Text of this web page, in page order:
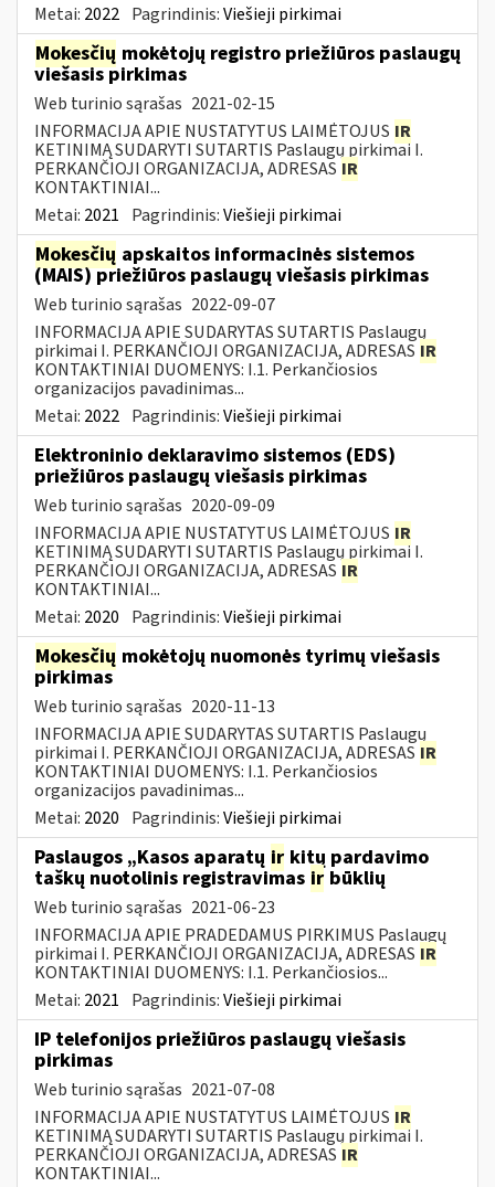
Metai: 2022 Pagrindinis:Viešieji pirkimai
Mokesčių mokėtojų registro priežiūros paslaugų
viešasis pirkimas
Web turinio sąrašas 2021-02-15
INFORMACIJA APIE NUSTATYTUS LAIMĖTOJUS IR
KETINIMĄ SUDARYTI SUTARTIS Paslaugų pirkimai I.
PERKANČIOJI ORGANIZACIJA, ADRESAS IR
KONTAKTINIAI...
Metai: 2021 Pagrindinis:Viešieji pirkimai
Mokesčių apskaitos informacinės sistemos
(MAIS) priežiūros paslaugų viešasis pirkimas
Web turinio sąrašas 2022-09-07
INFORMACIJA APIE SUDARYTAS SUTARTIS Paslaugų
pirkimai I. PERKANČIOJI ORGANIZACIJA, ADRESAS IR
KONTAKTINIAI DUOMENYS: I.1. Perkančiosios
organizacijos pavadinimas...
Metai: 2022 Pagrindinis:Viešieji pirkimai
Elektroninio deklaravimo sistemos (EDS)
priežiūros paslaugų viešasis pirkimas
Web turinio sąrašas 2020-09-09
INFORMACIJA APIE NUSTATYTUS LAIMĖTOJUS IR
KETINIMĄ SUDARYTI SUTARTIS Paslaugų pirkimai I.
PERKANČIOJI ORGANIZACIJA, ADRESAS IR
KONTAKTINIAI...
Metai: 2020 Pagrindinis:Viešieji pirkimai
Mokesčių mokėtojų nuomonės tyrimų viešasis
pirkimas
Web turinio sąrašas 2020-11-13
INFORMACIJA APIE SUDARYTAS SUTARTIS Paslaugų
pirkimai I. PERKANČIOJI ORGANIZACIJA, ADRESAS IR
KONTAKTINIAI DUOMENYS: I.1. Perkančiosios
organizacijos pavadinimas...
Metai: 2020 Pagrindinis:Viešieji pirkimai
Paslaugos „Kasos aparatų ir kitų pardavimo
taškų nuotolinis registravimas ir būklių
Web turinio sąrašas 2021-06-23
INFORMACIJA APIE PRADEDAMUS PIRKIMUS Paslaugų
pirkimai I. PERKANČIOJI ORGANIZACIJA, ADRESAS IR
KONTAKTINIAI DUOMENYS: I.1. Perkančiosios...
Metai: 2021 Pagrindinis:Viešieji pirkimai
IP telefonijos priežiūros paslaugų viešasis
pirkimas
Web turinio sąrašas 2021-07-08
INFORMACIJA APIE NUSTATYTUS LAIMĖTOJUS IR
KETINIMĄ SUDARYTI SUTARTIS Paslaugų pirkimai I.
PERKANČIOJI ORGANIZACIJA, ADRESAS IR
KONTAKTINIAI...